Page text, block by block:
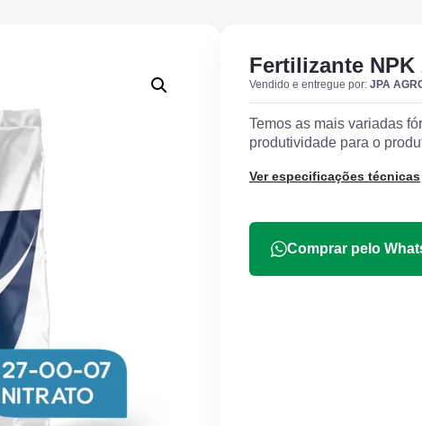
Fertilizante NPK
Vendido e entregue por: JPA
Temos as mais variadas
produtividade para o
Ver especificações técnicas
Comprar pelo